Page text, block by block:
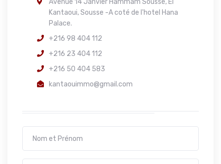
Avenue 14 Janvier Hammam Sousse, El
Kantaoui, Sousse -A coté de l'hotel Hana
Palace.
+216 98 404 112
+216 23 404 112
+216 50 404 583
kantaouimmo@gmail.com